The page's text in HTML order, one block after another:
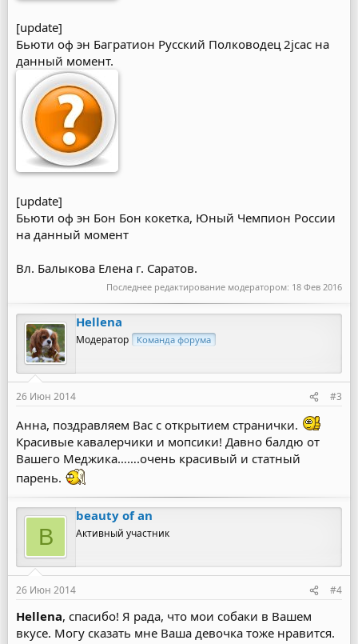
[update]
Бьюти оф эн Багратион Русский Полководец 2jcac на
данный момент.
[update]
Бьюти оф эн Бон Бон кокетка, Юный Чемпион России
на данный момент
Вл. Балыкова Елена г. Саратов.
Последнее редактирование модератором: 18 Фев 2016
Hellena
Модератор Команда форума
26 Июн 2014 #3
Анна, поздравляем Вас с открытием странички.
Красивые кавалерчики и мопсики! Давно балдю от
Вашего Меджика…….очень красивый и статный
парень.
B
beauty of an
Активный участник
26 Июн 2014 #4
Hellena, спасибо! Я рада, что мои собаки в Вашем
вкусе. Могу сказать мне Ваша девочка тоже нравится.